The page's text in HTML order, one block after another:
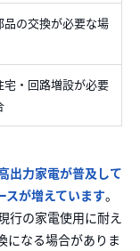
品の交換が必要な場
宅・回路増設が必要
出力家電が普及して
スが増えています。
行の家電使用に耐え
になる場合がありま